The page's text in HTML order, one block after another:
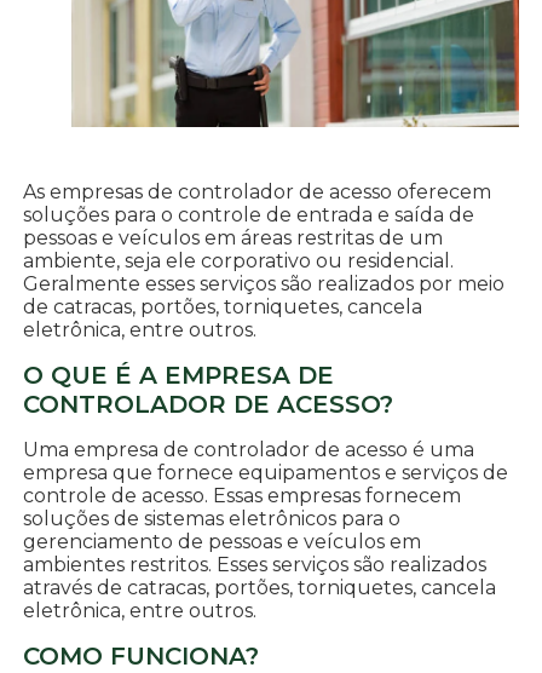
As empresas de controlador de acesso oferecem
soluções para o controle de entrada e saída de
pessoas e veículos em áreas restritas de um
ambiente, seja ele corporativo ou residencial.
Geralmente esses serviços são realizados por meio
de catracas, portões, torniquetes, cancela
eletrônica, entre outros.
O QUE É A EMPRESA DE
CONTROLADOR DE ACESSO?
Uma empresa de controlador de acesso é uma
empresa que fornece equipamentos e serviços de
controle de acesso. Essas empresas fornecem
soluções de sistemas eletrônicos para o
gerenciamento de pessoas e veículos em
ambientes restritos. Esses serviços são realizados
através de catracas, portões, torniquetes, cancela
eletrônica, entre outros.
COMO FUNCIONA?